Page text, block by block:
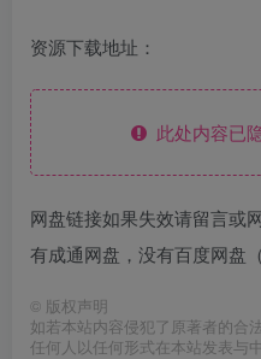
资源下载地址：
此处内容已
网盘链接如果失效请留言或
有成通网盘，没有百度网盘
© 版权声明
如若本站内容侵犯了原著者的合
任何人以任何形式在本站发表与